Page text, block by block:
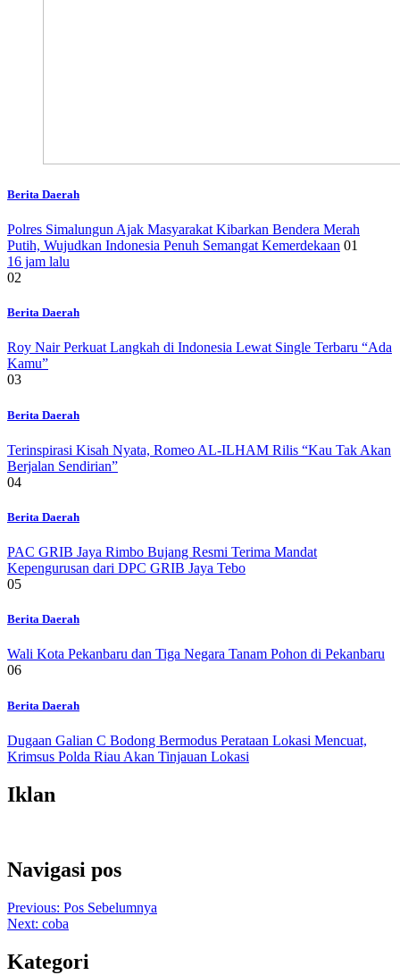
Berita Daerah
Polres Simalungun Ajak Masyarakat Kibarkan Bendera Merah
Putih, Wujudkan Indonesia Penuh Semangat Kemerdekaan 01
16 jam lalu
02
Berita Daerah
Roy Nair Perkuat Langkah di Indonesia Lewat Single Terbaru “Ada
Kamu”
03
Berita Daerah
Terinspirasi Kisah Nyata, Romeo AL-ILHAM Rilis “Kau Tak Akan
Berjalan Sendirian”
04
Berita Daerah
PAC GRIB Jaya Rimbo Bujang Resmi Terima Mandat
Kepengurusan dari DPC GRIB Jaya Tebo
05
Berita Daerah
Wali Kota Pekanbaru dan Tiga Negara Tanam Pohon di Pekanbaru
06
Berita Daerah
Dugaan Galian C Bodong Bermodus Perataan Lokasi Mencuat,
Krimsus Polda Riau Akan Tinjauan Lokasi
Iklan
Navigasi pos
Previous: Pos Sebelumnya
Next: coba
Kategori